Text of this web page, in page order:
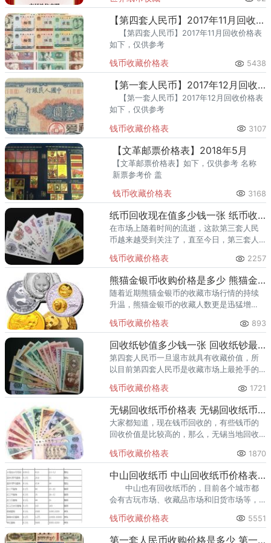
的评级机构，同样可能踩坑。假币入盒、分
数虚高、品相不符、售后无
【第四套人民币】2017年11月回收价格表
【第四套人民币】2017年11月回收价格表
如下，仅供参考
钱币收藏价格表 5438
【第一套人民币】2017年12月回收价格表
【第一套人民币】2017年12月回收价格表
如下，仅供参考
钱币收藏价格表 3107
【文革邮票价格表】2018年5月
【文革邮票价格表】如下，仅供参考 名称
新票参考价 盖
钱币收藏价格表 3168
纸币回收现在值多少钱一张 纸币收购最新价格表一览
在市场上随着时间的流逝，这款第三套人民
币越来越受到关注了，直至今日，第三套人
三套人民币升值空间是指日可待的，未来价
格上涨可能性非常的大。
钱币收藏价格表 2257
熊猫金银币收购价格是多少 熊猫金银币收购最新价格表
随着近期熊猫金银币的收藏市场行情的持续
升温，熊猫金银币的收藏人数更是迅猛增
银币价格还会有更进一步的拓展。
钱币收藏价格表 893
回收纸钞值多少钱一张 回收纸钞最新价格表一览
第四套人民币一旦退市就具有收藏价值，所
以目前第四套人民币是收藏市场上最抢手的
钱币收藏价格表 1721
无锡回收纸币价格表 无锡回收纸币哪里会回收
大家都知道，现在钱币回收的，有些钱币的
回收价值是比较高的，那么，无锡当地回收
钱币收藏价格表 1870
中山回收纸币 中山回收纸币价格表图
中山也有回收纸币的，目前各个城市都
会有古玩市场、收藏品市场和旧货市场等，
价格表 行情差，应该怎么玩收藏 一
是变现率。
钱币收藏价格表 5551
第一套人民币收购价格是多少 第一套人民币收购价格表一览